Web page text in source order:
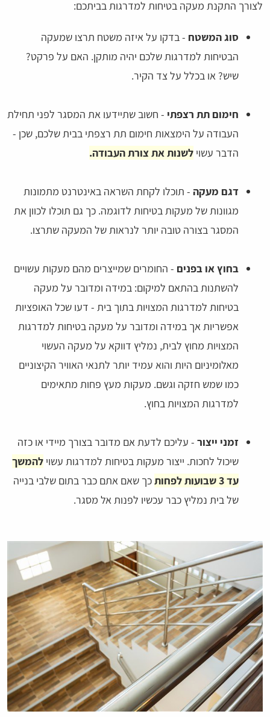
לצורך התקנת מעקה בטיחות למדרגות בביתכם:
סוג המשטח - בדקו על איזה משטח תרצו שמעקה
הבטיחות למדרגות שלכם יהיה מותקן. האם על פרקט?
שיש? או בכלל על צד הקיר.
חימום תת רצפתי - חשוב שתיידעו את המסגר לפני תחילת
העבודה על הימצאות חימום תת רצפתי בבית שלכם, שכן -
הדבר עשוי לשנות את צורת העבודה.
דגם מעקה - תוכלו לקחת השראה באינטרנט מתמונות
מגוונות של מעקות בטיחות לדוגמה. כך גם תוכלו לכוון את
המסגר בצורה טובה יותר לנראות של המעקה שתרצו.
בחוץ או בפנים - החומרים שמייצרים מהם מעקות עשויים
להשתנות בהתאם למיקום: במידה ומדובר על מעקה
בטיחות למדרגות המצויות בתוך בית - דעו שכל האופציות
אפשריות אך במידה ומדובר על מעקה בטיחות למדרגות
המצויות מחוץ לבית, נמליץ דווקא על מעקה העשוי
מאלומיניום היות והוא עמיד יותר לתנאי האוויר הקיצוניים
כמו שמש חזקה וגשם. מעקות מעץ פחות מתאימים
למדרגות המצויות בחוץ.
זמני ייצור - עליכם לדעת אם מדובר בצורך מיידי או כזה
שיכול לחכות. ייצור מעקות בטיחות למדרגות עשוי להמשך
עד 3 שבועות לפחות
כך שאם אתם כבר בתום שלבי בנייה
של בית נמליץ כבר עכשיו לפנות אל מסגר.